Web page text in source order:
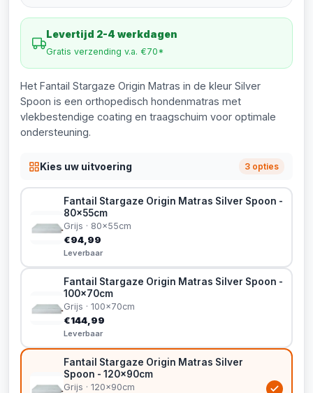
Levertijd 2-4 werkdagen
Gratis verzending v.a. €70*
Het Fantail Stargaze Origin Matras in de kleur Silver
Spoon is een orthopedisch hondenmatras met
vlekbestendige coating en traagschuim voor optimale
ondersteuning.
Kies uw uitvoering 3 opties
Fantail Stargaze Origin Matras Silver Spoon -
80x55cm
Grijs · 80x55cm
€94,99
Leverbaar
Fantail Stargaze Origin Matras Silver Spoon -
100x70cm
Grijs · 100x70cm
€144,99
Leverbaar
Fantail Stargaze Origin Matras Silver
Spoon - 120x90cm
Grijs · 120x90cm